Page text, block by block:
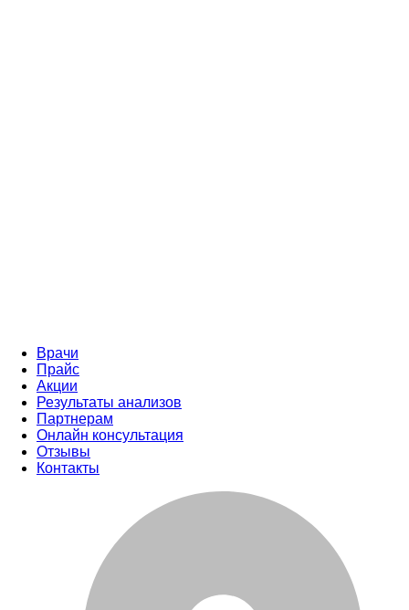
Врачи
Прайс
Акции
Результаты анализов
Партнерам
Онлайн консультация
Отзывы
Контакты